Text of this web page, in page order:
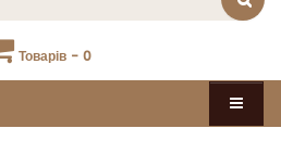
Товарів - 0